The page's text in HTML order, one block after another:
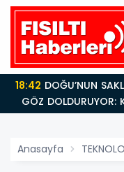
18:42
GÖZ DOLDURUYOR:
Anasayfa